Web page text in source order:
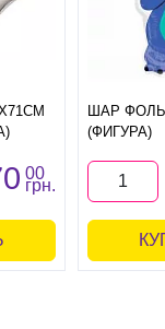
00
грн.
ШАР
(ФИГУРА)